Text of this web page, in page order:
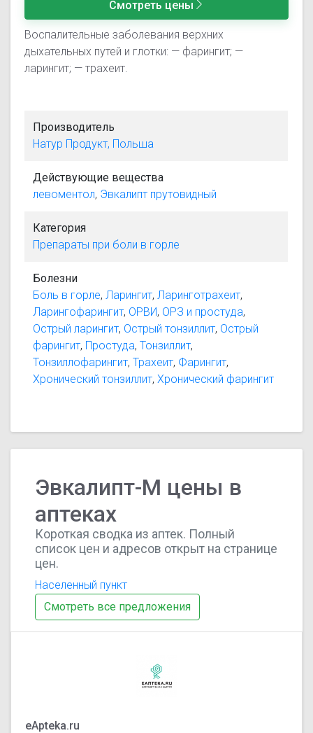
Смотреть цены
Воспалительные заболевания верхних
дыхательных путей и глотки: — фарингит; —
ларингит; — трахеит.
Производитель
Натур Продукт, Польша
Действующие вещества
левоментол, Эвкалипт прутовидный
Категория
Препараты при боли в горле
Болезни
Боль в горле,Ларингит,Ларинготрахеит,
Ларингофарингит, ОРВИ, ОРЗ и простуда,
Острый ларингит, Острый тонзиллит, Острый
фарингит, Простуда,Тонзиллит,
Тонзиллофарингит,Трахеит, Фарингит,
Хронический тонзиллит,Хронический фарингит
Эвкалипт-М цены в
аптеках
Короткая сводка из аптек. Полный
список цен и адресов открыт на странице
цен.
Населенный пункт
Смотреть все предложения
eApteka.ru